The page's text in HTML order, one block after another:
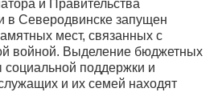
и Правительства
в Северодвинске запущен
мест, связанных с
войной. Выделение бюджетных
поддержки и
и их семей находят